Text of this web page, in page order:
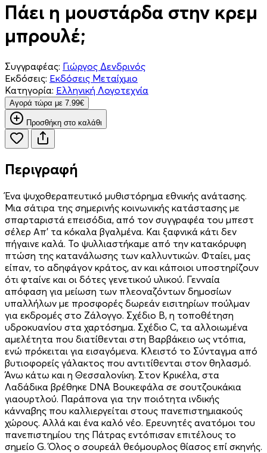
Πάει η μουστάρδα στην κρεμ
μπρουλέ;
Συγγραφέας: Γιώργος Δενδρινός
Εκδόσεις: Εκδόσεις Μεταίχμιο
Κατηγορία: Ελληνική Λογοτεχνία
Aγορά τώρα με 7.99€
Προσθήκη στο καλάθι
Περιγραφή
Ένα ψυχοθεραπευτικό μυθιστόρημα εθνικής ανάτασης.
Μια σάτιρα της σημερινής κοινωνικής κατάστασης με
σπαρταριστά επεισόδια, από τον συγγραφέα του μπεστ
σέλερ Απ’ τα κόκαλα βγαλμένα. Και ξαφνικά κάτι δεν
πήγαινε καλά. Το ψυλλιαστήκαμε από την κατακόρυφη
πτώση της κατανάλωσης των καλλυντικών. Φταίει, μας
είπαν, το αδηφάγον κράτος, αν και κάποιοι υποστηρίζουν
ότι φταίνε και οι δότες γενετικού υλικού. Γενναία
απόφαση για μείωση των πλεοναζόντων δημοσίων
υπαλλήλων με προσφορές δωρεάν εισιτηρίων πούλμαν
για εκδρομές στο Ζάλογγο. Σχέδιο Β, η τοποθέτηση
υδροκυανίου στα χαρτόσημα. Σχέδιο C, τα αλλοιωμένα
αμελέτητα που διατίθενται στη Βαρβάκειο ως ντόπια,
ενώ πρόκειται για εισαγόμενα. Κλειστό το Σύνταγμα από
βυτιοφορείς γάλακτος που αντιτίθενται στον θηλασμό.
Άνω κάτω και η Θεσσαλονίκη. Στον Κρικέλα, στα
Λαδάδικα βρέθηκε DNA Βουκεφάλα σε σουτζουκάκια
γιαουρτλού. Παράπονα για την ποιότητα ινδικής
κάνναβης που καλλιεργείται στους πανεπιστημιακούς
χώρους. Αλλά και ένα καλό νέο. Ερευνητές ανατόμοι του
πανεπιστημίου της Πάτρας εντόπισαν επιτέλους το
σημείο G. Όλος ο σουρεάλ θεόμουρλος θίασος επί σκηνής.